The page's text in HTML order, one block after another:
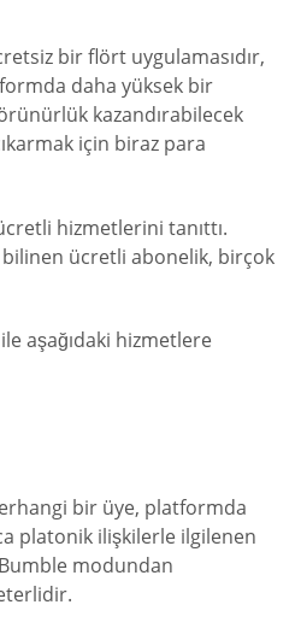
bir flört uygulamasıdır,
daha yüksek bir
kazandırabilecek
için biraz para
hizmetlerini tanıttı.
ücretli abonelik, birçok
aşağıdaki hizmetlere
bir üye, platformda
platonik ilişkilerle ilgilenen
modundan